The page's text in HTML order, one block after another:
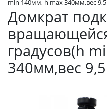
min 140мм, h max 340мм,вес 9,5
Домкрат
градусов(h
340мм,вес